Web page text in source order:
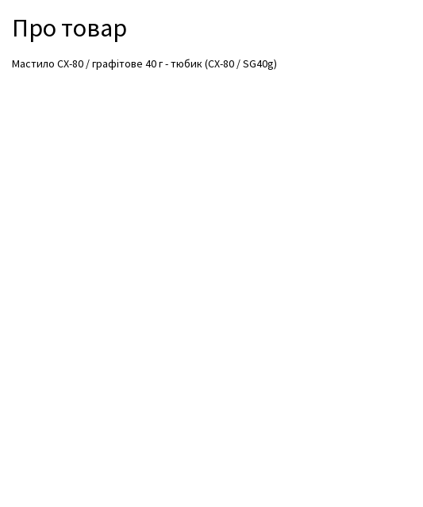
Про товар
Мастило CX-80 / графітове 40 г - тюбик (CX-80 / SG40g)